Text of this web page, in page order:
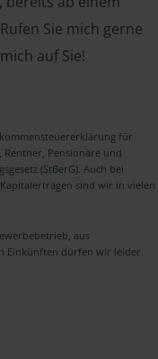
Sie mich gerne
auf Sie!
für
Pensionäre und
(StBerG). Auch bei
sind wir in vielen
aus
Einkünften dürfen wir leider